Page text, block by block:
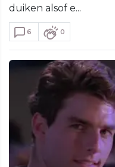
duiken alsof e...
6 0